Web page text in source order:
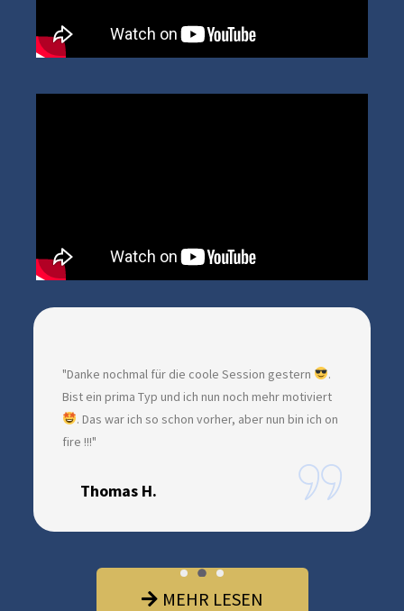
"Danke nochmal für die coole Session gestern
.
Bist ein prima Typ und ich nun noch mehr motiviert
. Das war ich so schon vorher, aber nun bin ich on
fire !!!"
Thomas H.
MEHR LESEN